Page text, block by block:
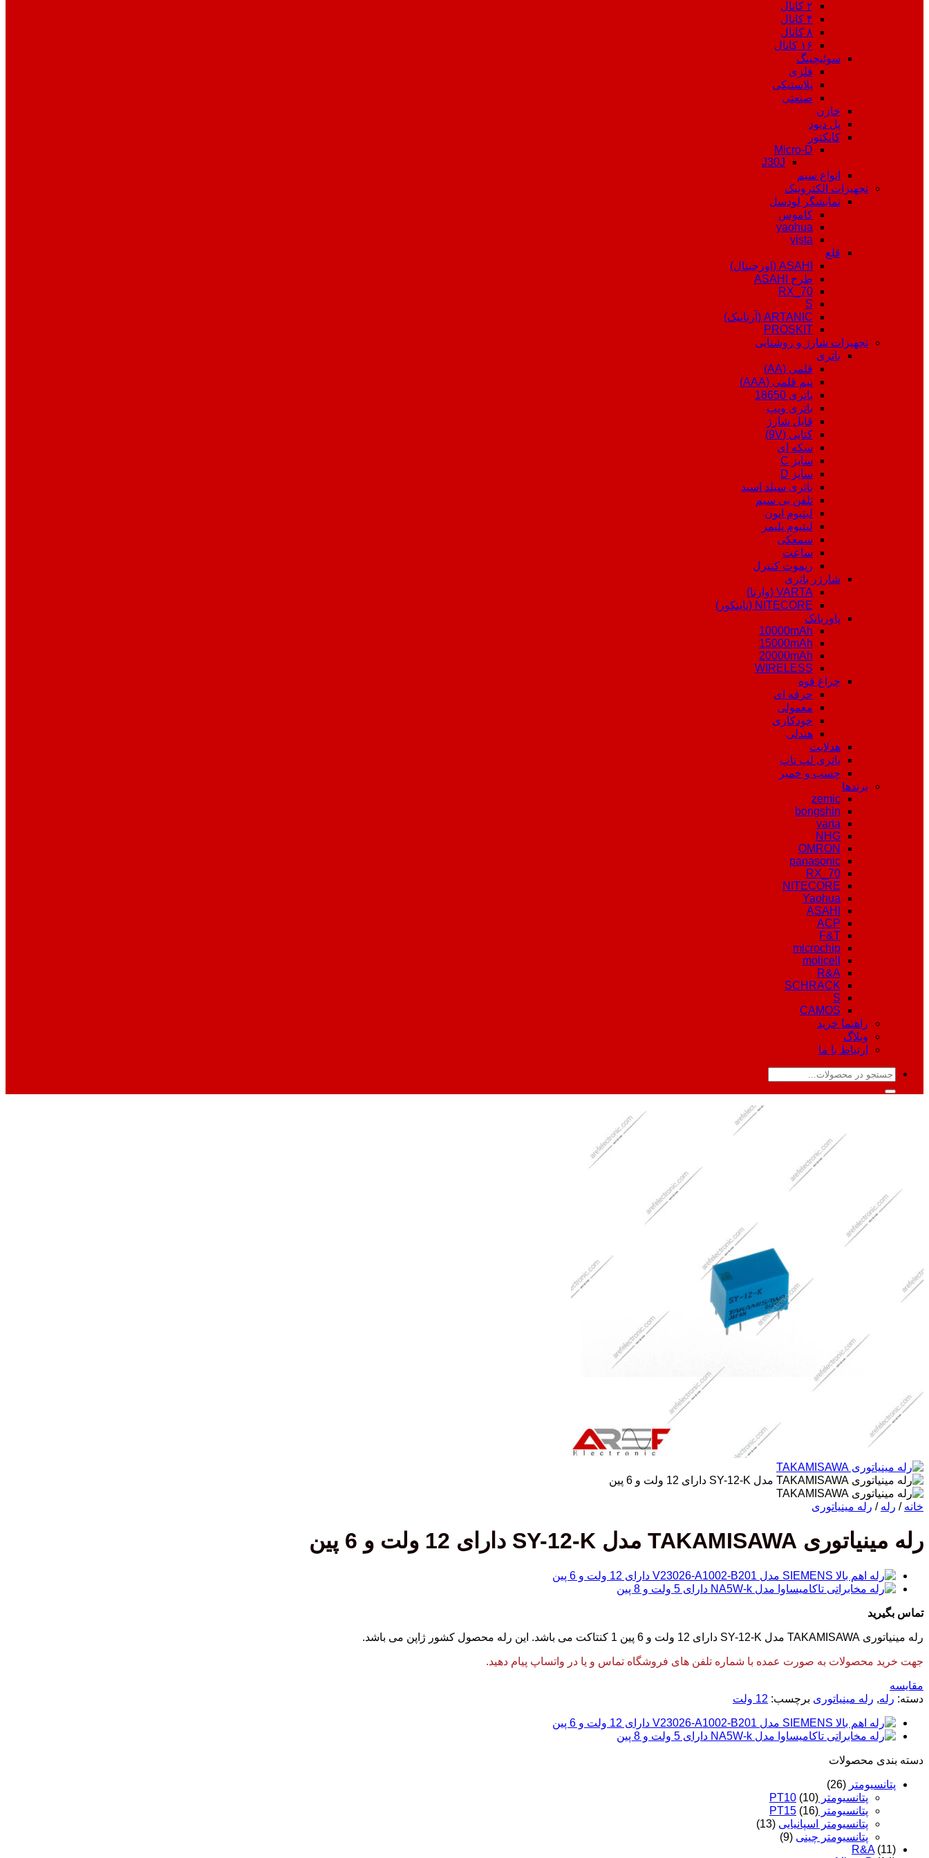
۲ کانال
۴ کانال
۸ کانال
۱۶ کانال
سوئیچینگ
فلزی
پلاستیکی
صنعتی
خازن
پل دیود
کانکتور
Micro-D
J30J
انواع سیم
تجهیزات الکترونیک
نمایشگر لودسل
کاموس
yaohua
vista
قلع
ASAHI (اورجینال)
طرح ASAHI
RX_70
S
ARTANIC (آرتانیک)
PROSKIT
تجهیزات شارژ و روشنایی
باتری
قلمی (AA)
نیم قلمی (AAA)
باتری 18650
باتری ویپ
قابل شارژ
کتابی (9V)
سکه ای
سایز C
سایز D
باتری سیلد اسید
تلفن بی سیم
لیتیوم ایون
لیتیوم پلیمر
سمعکی
ساعت
ریموت کنترل
شارژر باتری
VARTA (وارتا)
NITECORE (نایتکور)
پاوربانک
10000mAh
15000mAh
20000mAh
WIRELESS
چراغ قوه
حرفه ای
معمولی
خودکاری
هندلی
هدلایت
باتری لپ تاپ
چسب و خمیر
برندها
zemic
bongshin
varta
NHG
OMRON
panasonic
RX_70
NITECORE
Yaohua
ASAHI
ACP
F&T
microchip
molicell
R&A
SCHRACK
S
CAMOS
راهنما خرید
وبلاگ
ارتباط با ما
جستجو
خانه / رله / رله مینیاتوری
رله مینیاتوری TAKAMISAWA مدل SY-12-K دارای 12 ولت و 6 پین
تماس بگیرید
رله مینیاتوری TAKAMISAWA مدل SY-12-K دارای 12 ولت و 6 پین 1 کنتاکت می باشد. این رله محصول کشور ژاپن می باشد.
جهت خرید محصولات به صورت عمده با شماره تلفن های فروشگاه تماس و یا در واتساپ پیام دهید.
مقایسه
دسته: رله, رله مینیاتوری برچسب: 12 ولت
دسته‌ بندی محصولات
پتانسیومتر (26)
پتانسیومتر PT10 (10)
پتانسیومتر PT15 (16)
پتانسیومتر اسپانیایی (13)
پتانسیومتر چینی (9)
R&A (11)